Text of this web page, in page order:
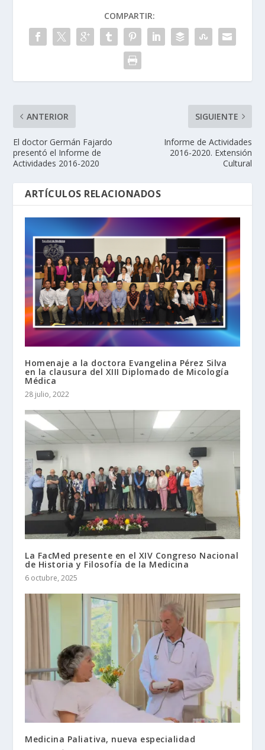
COMPARTIR:
ANTERIOR
El doctor Germán Fajardo
presentó el Informe de
Actividades 2016-2020
SIGUIENTE
Informe de Actividades
2016-2020. Extensión
Cultural
ARTÍCULOS RELACIONADOS
Homenaje a la doctora Evangelina Pérez Silva
en la clausura del XIII Diplomado de Micología
Médica
28 julio, 2022
La FacMed presente en el XIV Congreso Nacional
de Historia y Filosofía de la Medicina
6 octubre, 2025
Medicina Paliativa, nueva especialidad